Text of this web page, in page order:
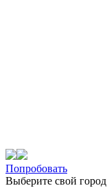
Попробовать
Выберите свой город